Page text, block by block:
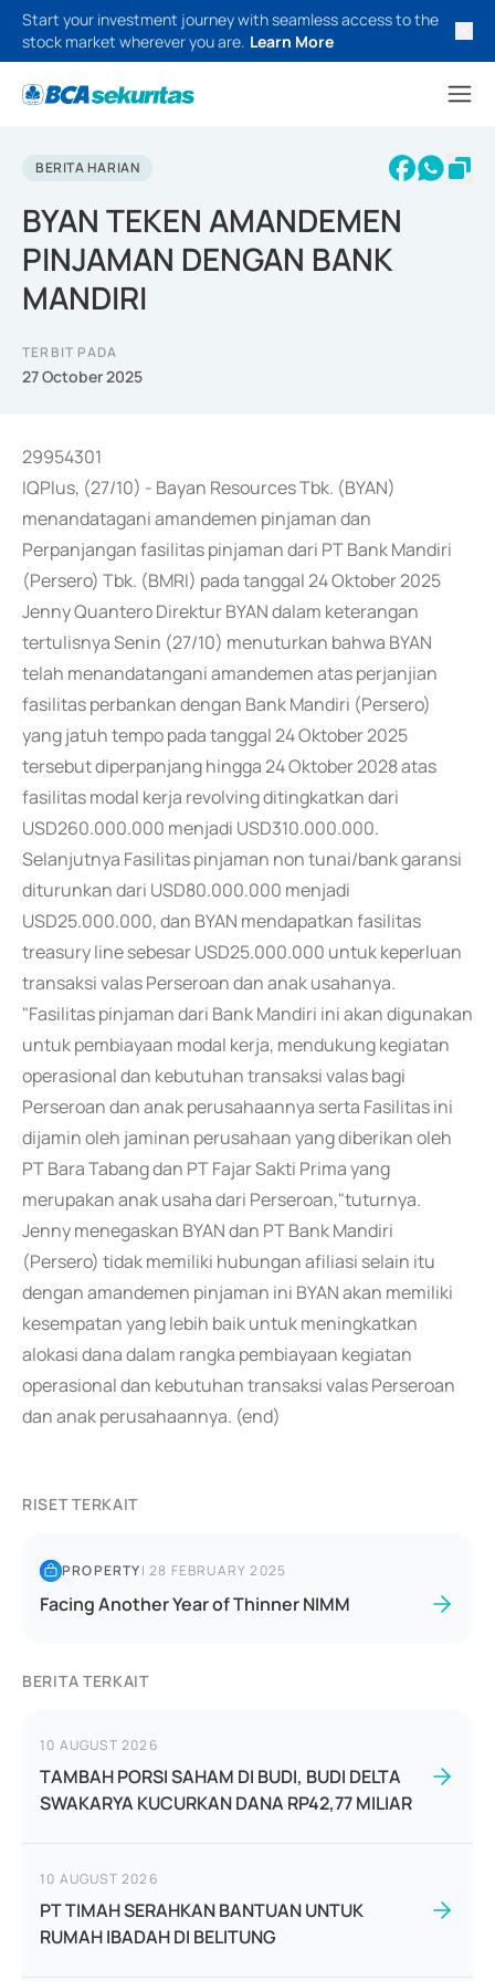
Start your investment journey with seamless access to the
stock market wherever you are. Learn More
BERITA HARIAN
BYAN TEKEN AMANDEMEN
PINJAMAN DENGAN BANK
MANDIRI
TERBIT PADA
27 October 2025
29954301
IQPlus, (27/10) - Bayan Resources Tbk. (BYAN)
menandatagani amandemen pinjaman dan
Perpanjangan fasilitas pinjaman dari PT Bank Mandiri
(Persero) Tbk. (BMRI) pada tanggal 24 Oktober 2025
Jenny Quantero Direktur BYAN dalam keterangan
tertulisnya Senin (27/10) menuturkan bahwa BYAN
telah menandatangani amandemen atas perjanjian
fasilitas perbankan dengan Bank Mandiri (Persero)
yang jatuh tempo pada tanggal 24 Oktober 2025
tersebut diperpanjang hingga 24 Oktober 2028 atas
fasilitas modal kerja revolving ditingkatkan dari
USD260.000.000 menjadi USD310.000.000.
Selanjutnya Fasilitas pinjaman non tunai/bank garansi
diturunkan dari USD80.000.000 menjadi
USD25.000.000, dan BYAN mendapatkan fasilitas
treasury line sebesar USD25.000.000 untuk keperluan
transaksi valas Perseroan dan anak usahanya.
"Fasilitas pinjaman dari Bank Mandiri ini akan digunakan
untuk pembiayaan modal kerja, mendukung kegiatan
operasional dan kebutuhan transaksi valas bagi
Perseroan dan anak perusahaannya serta Fasilitas ini
dijamin oleh jaminan perusahaan yang diberikan oleh
PT Bara Tabang dan PT Fajar Sakti Prima yang
merupakan anak usaha dari Perseroan,"tuturnya.
Jenny menegaskan BYAN dan PT Bank Mandiri
(Persero) tidak memiliki hubungan afiliasi selain itu
dengan amandemen pinjaman ini BYAN akan memiliki
kesempatan yang lebih baik untuk meningkatkan
alokasi dana dalam rangka pembiayaan kegiatan
operasional dan kebutuhan transaksi valas Perseroan
dan anak perusahaannya. (end)
RISET TERKAIT
PROPERTY|28 FEBRUARY 2025
Facing Another Year of Thinner NIMM
BERITA TERKAIT
10 AUGUST 2026
TAMBAH PORSI SAHAM DI BUDI, BUDI DELTA
SWAKARYA KUCURKAN DANA RP42,77 MILIAR
10 AUGUST 2026
PT TIMAH SERAHKAN BANTUAN UNTUK
RUMAH IBADAH DI BELITUNG